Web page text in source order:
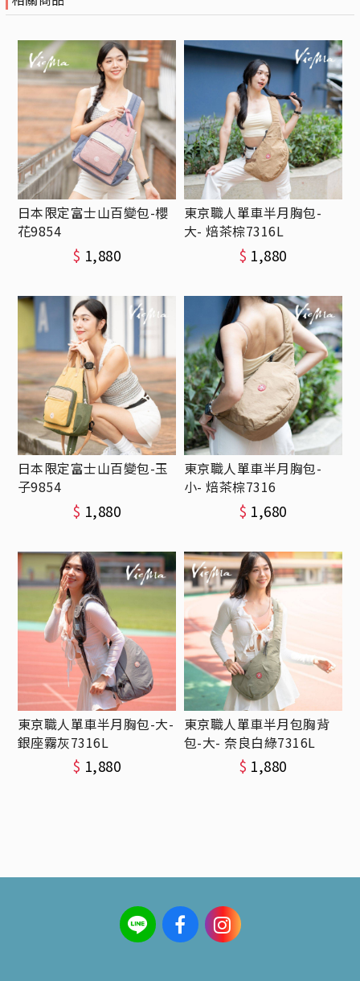
日本限定富士山百變包-櫻
花9854
$ 1,880
東京職人單車半月胸包-
大- 焙茶棕7316L
$ 1,880
日本限定富士山百變包-玉
子9854
$ 1,880
東京職人單車半月胸包-
小- 焙茶棕7316
$ 1,680
東京職人單車半月胸包-大-
銀座霧灰7316L
$ 1,880
東京職人單車半月包胸背
包-大- 奈良白綠7316L
$ 1,880